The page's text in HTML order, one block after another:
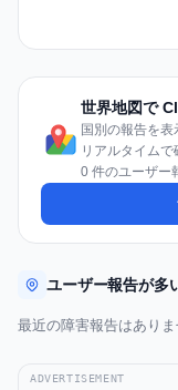
世界地図で
国別の報告を
リアルタイム
0 件のユーザー
ユーザー報告が多
最近の障害報告はありま
ADVERTISEMENT